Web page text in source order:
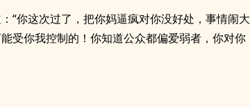
“你这次过了，把你妈逼疯对你没好处，事情闹大
受你我控制的！你知道公众都偏爱弱者，你对你